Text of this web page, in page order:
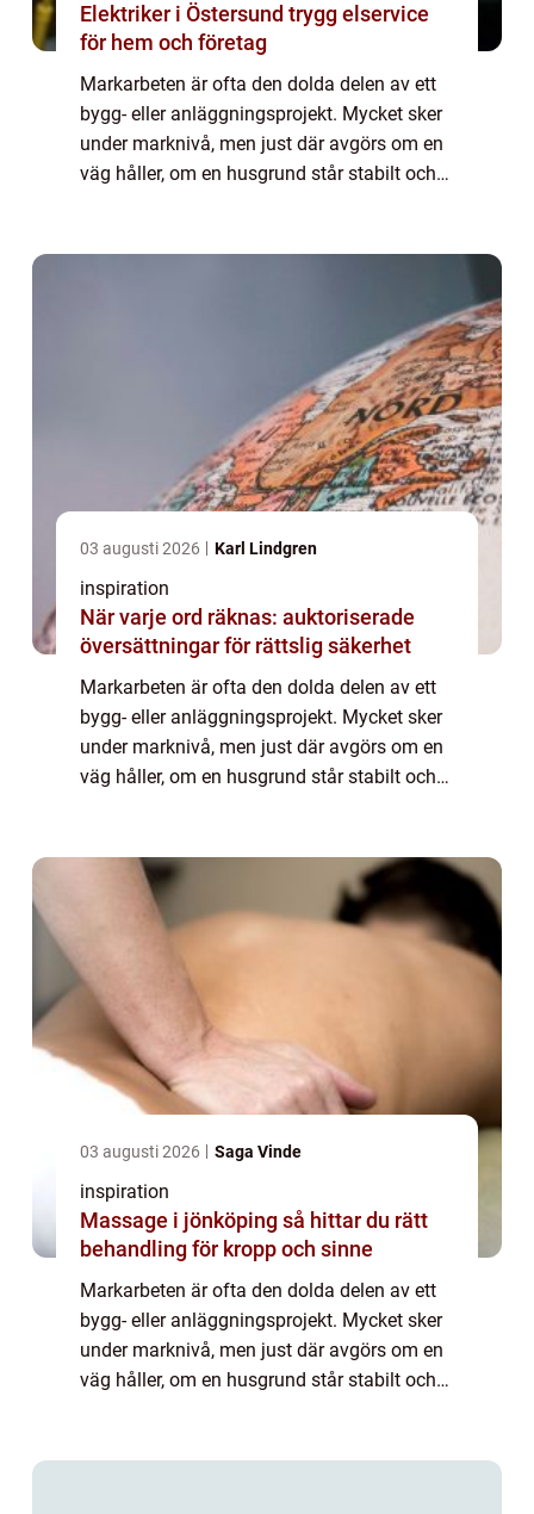
Elektriker i Östersund trygg elservice
för hem och företag
Markarbeten är ofta den dolda delen av ett
bygg- eller anläggningsprojekt. Mycket sker
under marknivå, men just där avgörs om en
väg håller, om en husgrund står stabilt och
03 augusti 2026 Karl Lindgren
inspiration
När varje ord räknas: auktoriserade
översättningar för rättslig säkerhet
Markarbeten är ofta den dolda delen av ett
bygg- eller anläggningsprojekt. Mycket sker
under marknivå, men just där avgörs om en
väg håller, om en husgrund står stabilt och
03 augusti 2026 Saga Vinde
inspiration
Massage i jönköping så hittar du rätt
behandling för kropp och sinne
Markarbeten är ofta den dolda delen av ett
bygg- eller anläggningsprojekt. Mycket sker
under marknivå, men just där avgörs om en
väg håller, om en husgrund står stabilt och